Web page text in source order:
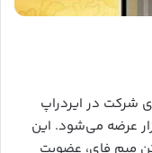
شرکت در ایردراپ
عرضه می‌شود. این
۵۰ میلیون توکن میم فای، عضویت